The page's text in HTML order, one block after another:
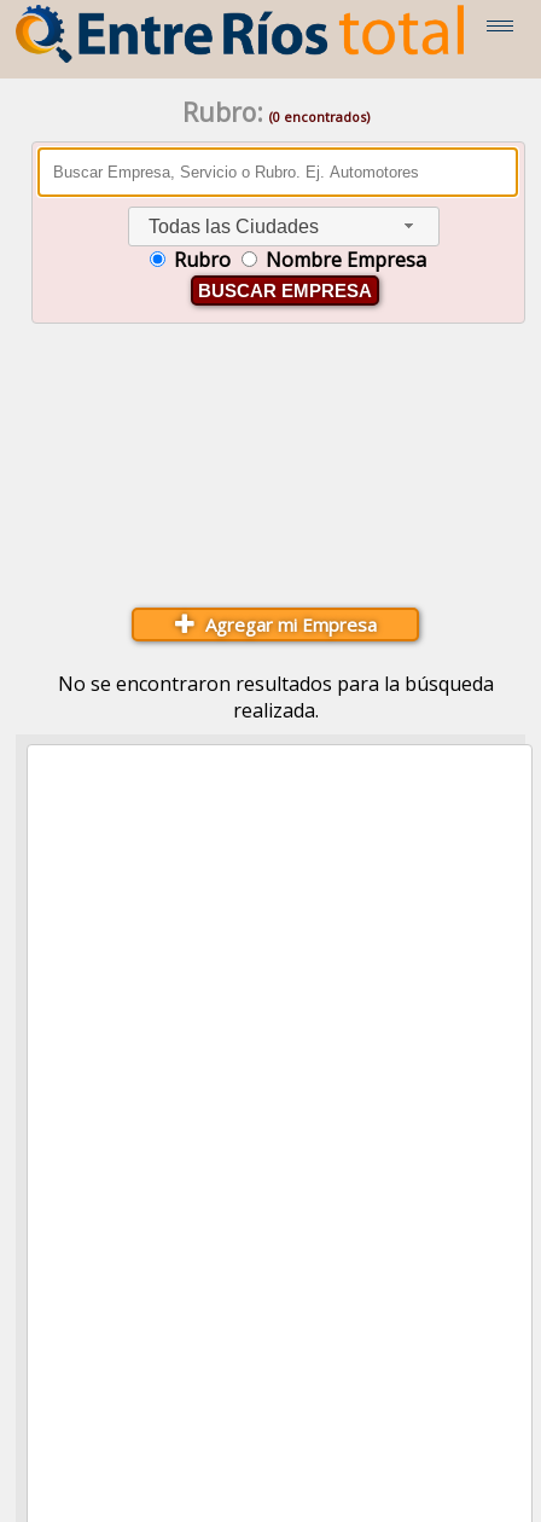
Rubro: (0 encontrados)
Todas las Ciudades
Rubro Nombre Empresa
BUSCAR EMPRESA
Agregar mi Empresa
No se encontraron resultados para la búsqueda
realizada.